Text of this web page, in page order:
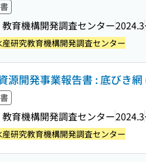
育機構開発調査センター2024.3
産研究教育機構開発調査センター
源開発事業報告書 : 底びき
育機構開発調査センター2024.3
産研究教育機構開発調査センター